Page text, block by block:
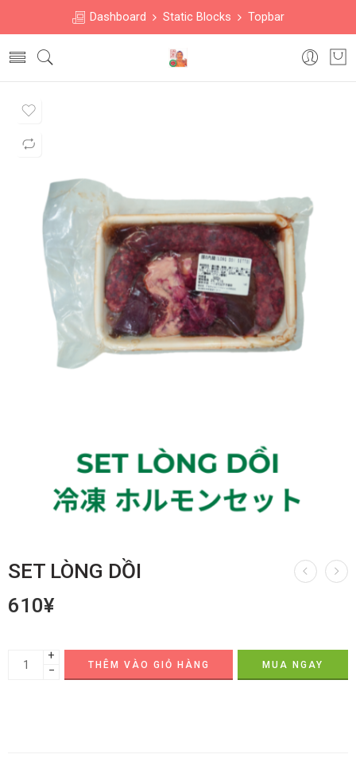
Dashboard Static Blocks Topbar
SET LÒNG DỒI
610¥
+
−
THÊM VÀO GIỎ HÀNG MUA NGAY